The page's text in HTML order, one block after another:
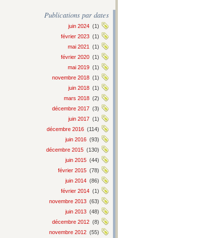
Publications par dates
juin 2024 (1)
février 2023 (1)
mai 2021
(1)
février 2020 (1)
mai 2019 (1)
novembre 2018 (1)
juin 2018 (1)
mars 2018 (2)
décembre 2017 (3)
juin 2017 (1)
décembre 2016 (114)
juin 2016 (93)
décembre 2015 (130)
juin 2015 (44)
février 2015 (78)
juin 2014 (86)
février 2014 (1)
novembre 2013 (63)
juin 2013 (48)
décembre 2012 (8)
novembre 2012 (55)